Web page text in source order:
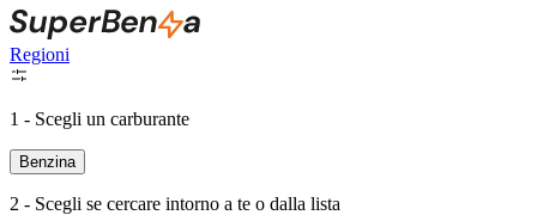
Regioni
1 - Scegli un carburante
Benzina
2 - Scegli se cercare intorno a te o dalla lista